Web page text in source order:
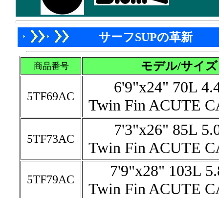
サーフSUPの革新
商品番号 モデル/サイズ
5TF69AC
6'9"x24" 70L
Twin Fin ACUTE
5TF73AC
7'3"x26" 85L
Twin Fin ACUTE
5TF79AC
7'9"x28" 103L
Twin Fin ACUTE